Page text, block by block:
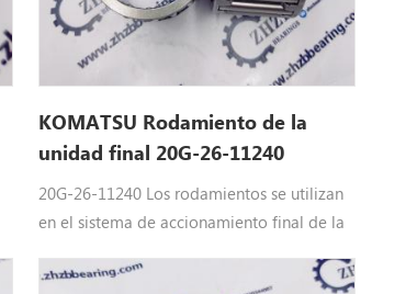
KOMATSU Rodamiento de la
unidad final 20G-26-11240
20G2611240
20G-26-11240 Los rodamientos se utilizan
en el sistema de accionamiento final de la
PC2 00-8 De ordenador personal 1250-8